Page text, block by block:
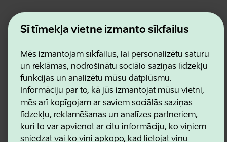
Šī tīmekļa vietne izmanto sīkfailus
Mēs izmantojam sīkfailus, lai personalizētu saturu
un reklāmas, nodrošinātu sociālo saziņas līdzekļu
funkcijas un analizētu mūsu datplūsmu.
Informāciju par to, kā jūs izmantojat mūsu vietni,
mēs arī kopīgojam ar saviem sociālās saziņas
līdzekļu, reklamēšanas un analīzes partneriem,
kuri to var apvienot ar citu informāciju, ko viņiem
sniedzat vai ko viņi apkopo, kad lietojat viņu
Kontakti
Lietošanas noteikumi
Sīkdatņu un konfidencialitātes politika